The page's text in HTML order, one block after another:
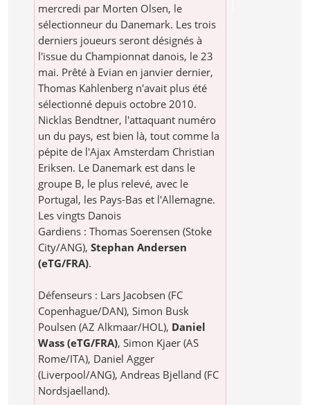
mercredi par Morten Olsen, le
sélectionneur du Danemark. Les trois
derniers joueurs seront désignés à
l'issue du Championnat danois, le 23
mai. Prêté à Evian en janvier dernier,
Thomas Kahlenberg n'avait plus été
sélectionné depuis octobre 2010.
Nicklas Bendtner, l'attaquant numéro
un du pays, est bien là, tout comme la
pépite de l'Ajax Amsterdam Christian
Eriksen. Le Danemark est dans le
groupe B, le plus relevé, avec le
Portugal, les Pays-Bas et l'Allemagne.
Les vingts Danois
Gardiens : Thomas Soerensen (Stoke
City/ANG),Stephan Andersen
(eTG/FRA).
Défenseurs : Lars Jacobsen (FC
Copenhague/DAN), Simon Busk
Poulsen (AZ Alkmaar/HOL), Daniel
Wass (eTG/FRA), Simon Kjaer (AS
Rome/ITA), Daniel Agger
(Liverpool/ANG), Andreas Bjelland (FC
Nordsjaelland).